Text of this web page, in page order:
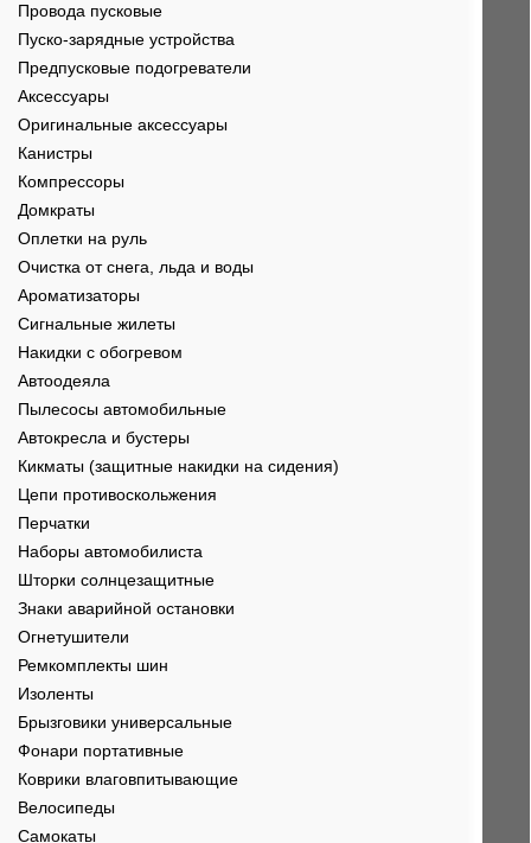
Провода пусковые
Пуско-зарядные устройства
Предпусковые подогреватели
Аксессуары
Оригинальные аксессуары
Канистры
Компрессоры
Домкраты
Оплетки на руль
Очистка от снега, льда и воды
Ароматизаторы
Сигнальные жилеты
Накидки с обогревом
Автоодеяла
Пылесосы автомобильные
Автокресла и бустеры
Кикматы (защитные накидки на сидения)
Цепи противоскольжения
Перчатки
Наборы автомобилиста
Шторки солнцезащитные
Знаки аварийной остановки
Огнетушители
Ремкомплекты шин
Изоленты
Брызговики универсальные
Фонари портативные
Коврики влаговпитывающие
Велосипеды
Самокаты